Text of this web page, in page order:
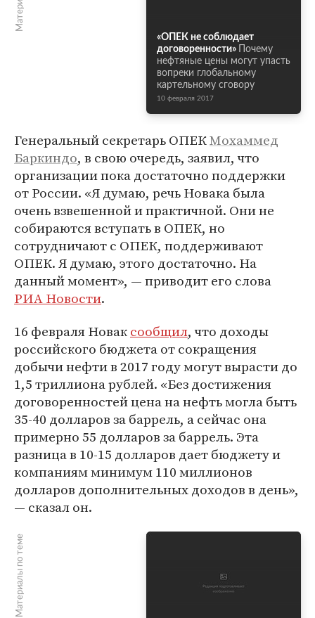
«ОПЕК не соблюдает
договоренности»
Почему
нефтяные цены могут упасть
вопреки глобальному
картельному сговору
10 февраля 2017
Генеральный секретарь ОПЕКМохаммед
Баркиндо, в свою очередь, заявил, что
организации пока достаточно поддержки
от России. «Я думаю, речь Новака была
очень взвешенной и практичной. Они не
собираются вступать в ОПЕК, но
сотрудничают с ОПЕК, поддерживают
ОПЕК. Я думаю, этого достаточно. На
данный момент», — приводит его слова
РИА Новости.
16 февраля Новаксообщил, что доходы
российского бюджета от сокращения
добычи нефти в 2017 году могут вырасти до
1,5 триллиона рублей. «Без достижения
договоренностей цена на нефть могла быть
35-40 долларов за баррель, а сейчас она
примерно 55 долларов за баррель. Эта
разница в 10-15 долларов дает бюджету и
компаниям минимум 110 миллионов
долларов дополнительных доходов в день»,
— сказал он.
Материалы по теме